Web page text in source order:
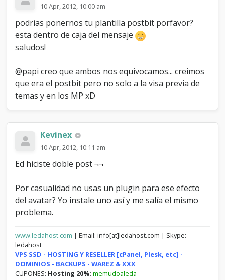
10 Apr, 2012, 10:00 am
podrias ponernos tu plantilla postbit porfavor?
esta dentro de caja del mensaje
saludos!
@papi creo que ambos nos equivocamos... creimos
que era el postbit pero no solo a la visa previa de
temas y en los MP xD
Kevinex
10 Apr, 2012, 10:11 am
Ed hiciste doble post ¬¬
Por casualidad no usas un plugin para ese efecto
del avatar? Yo instale uno así y me salía el mismo
problema.
www.ledahost.com | Email: info[at]ledahost.com | Skype:
ledahost
VPS SSD - HOSTING Y RESELLER [cPanel, Plesk, etc] -
DOMINIOS - BACKUPS - WAREZ & XXX
CUPONES: Hosting 20%: memudoaleda